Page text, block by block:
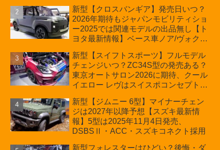
の採用は無しか【トヨタ最新情報】60
周年記念車発売
新型【クロスバンギア】発売日いつ？
2026年期待もジャパンモビリティショ
ー2025では関連モデルの出品無し【ト
ヨタ最新情報】ベース車ノア/ヴォクシ
ほか「コア」と「ツール」、デリカ
D:5対抗のクロスオーバーSUVミニバ
ン
新型【スイフトスポーツ】フルモデル
チェンジいつ？ZC34S型の発売ある？
東京オートサロン2026に期待、クール
イエロー レヴはスイスポコンセプト
プが争点【スズキ最新情報】特別仕様
車「ZC33S Final Edition」終了
新型【ジムニー 6型】マイナーチェン
ジは2027年以降予想【スズキ最新情
報】5型は2025年11月4日発売、
DSBSⅡ・ACC・スズキコネクト採用
新型フォレスターはひどい？後悔・ダ